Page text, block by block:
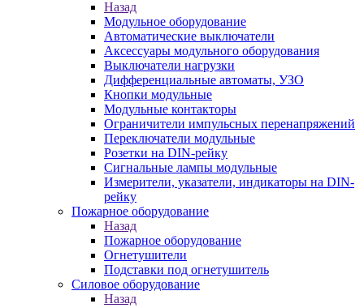
Назад
Модульное оборудование
Автоматические выключатели
Аксессуары модульного оборудования
Выключатели нагрузки
Дифференциальные автоматы, УЗО
Кнопки модульные
Модульные контакторы
Ограничители импульсных перенапряжений
Переключатели модульные
Розетки на DIN-рейку
Сигнальные лампы модульные
Измерители, указатели, индикаторы на DIN-
рейку
Пожарное оборудование
Назад
Пожарное оборудование
Огнетушители
Подставки под огнетушитель
Силовое оборудование
Назад